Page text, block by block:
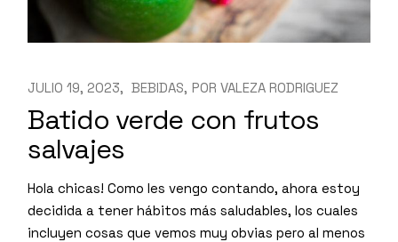
JULIO 19, 2023 BEBIDAS POR VALEZA RODRIGUEZ
Batido verde con frutos
salvajes
Hola chicas! Como les vengo contando, ahora estoy
decidida a tener hábitos más saludables, los cuales
incluyen cosas que vemos muy obvias pero al menos